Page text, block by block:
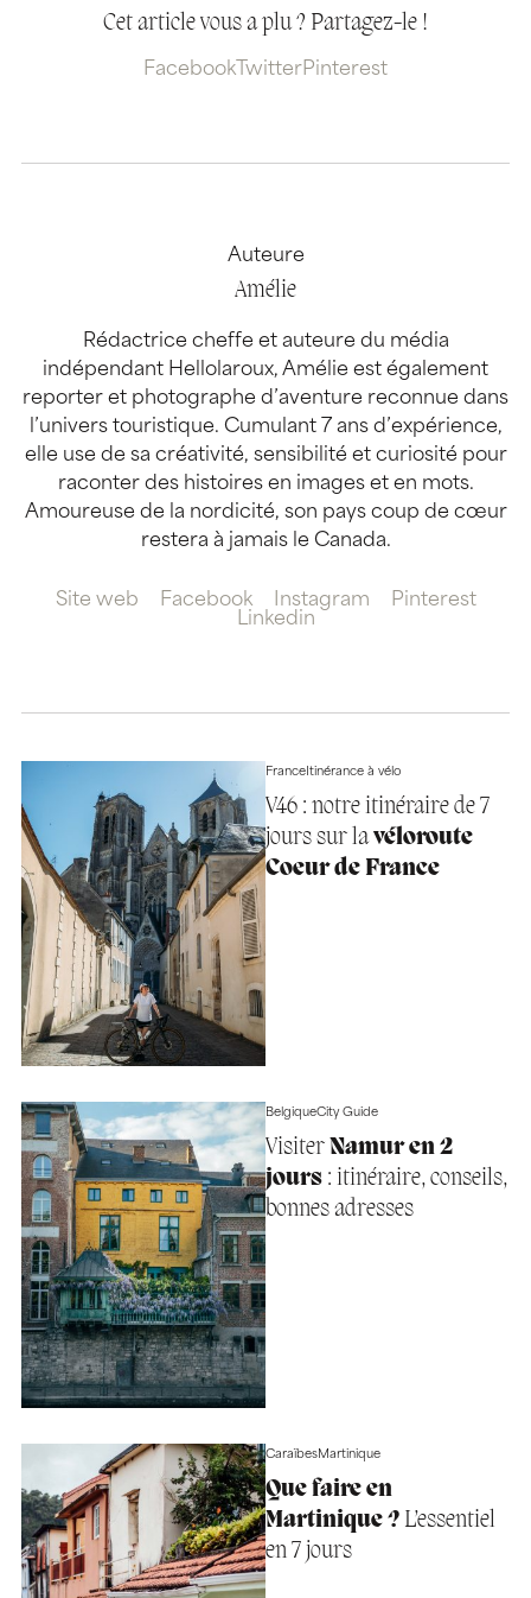
Cet article vous a plu ? Partagez-le !
Facebook TwitterPinterest
Auteure
Amélie
Rédactrice cheffe et auteure du média
indépendant Hellolaroux, Amélie est également
reporter et photographe d’aventure reconnue dans
l’univers touristique. Cumulant 7 ans d’expérience,
elle use de sa créativité, sensibilité et curiosité pour
raconter des histoires en images et en mots.
Amoureuse de la nordicité, son pays coup de cœur
restera à jamais le Canada.
Site web Facebook Instagram
Pinterest
Linkedin
FranceItinérance à vélo
V46 : notre itinéraire de 7
jours sur lavéloroute
Coeur de France
BelgiqueCity Guide
Visiter Namur en 2
jours: itinéraire, conseils,
bonnes adresses
CaraïbesMartinique
Que faire en
Martinique ?L’essentiel
en 7 jours